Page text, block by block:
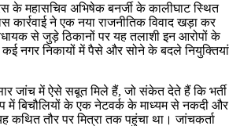
के महासचिव अभिषेक बनर्जी के कालीघाट स्थित
ने एक नया राजनीतिक विवाद खड़ा कर
से जुड़े ठिकानों पर यह तलाशी इन आरोपों के
नगर निकायों में पैसे और सोने के बदले नियुक्तियां
जांच में ऐसे सबूत मिले हैं, जो संकेत देते हैं कि भर्ती
में बिचौलियों के एक नेटवर्क के माध्यम से नकदी और
कथित तौर पर मित्रा तक पहुंचा था। जांचकर्ता